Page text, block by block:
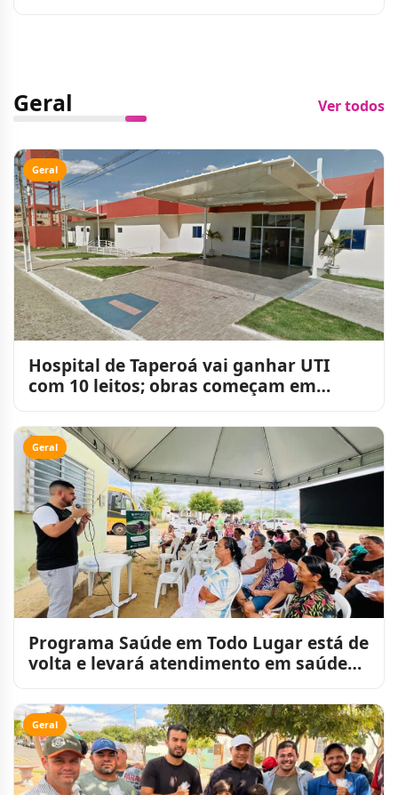
Geral Ver todos
Geral
Hospital de Taperoá vai ganhar UTI
com 10 leitos; obras começam em
Geral
Programa Saúde em Todo Lugar está de
volta e levará atendimento em saúde
Geral